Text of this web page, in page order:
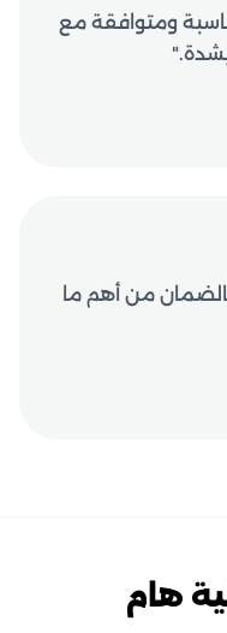
ومتوافقة مع
بالضمان من أهم ما
هام